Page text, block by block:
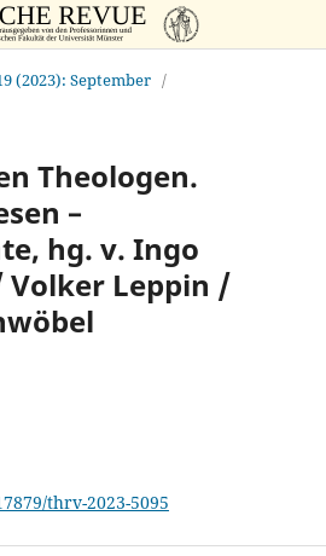
(2023): September /
Theologen.
–
hg. v. Ingo
Volker Leppin /
thrv-2023-5095